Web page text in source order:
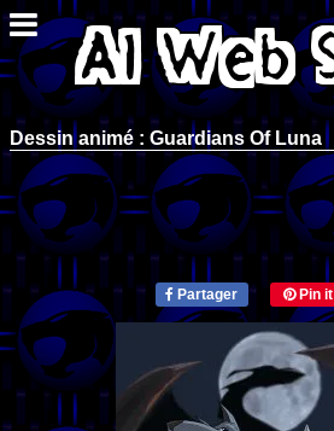
Dessin animé : Guardians Of Luna
Partager Pin it